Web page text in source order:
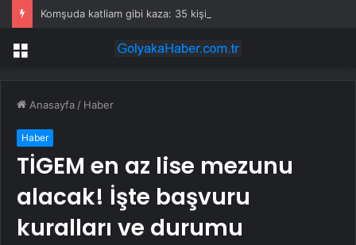
Komşuda katliam gibi kaza: 35 kişi öldü
Menü
Anasayfa / Haber
Haber
TİGEM en az lise mezunu
alacak! İşte başvuru
kuralları ve durumu